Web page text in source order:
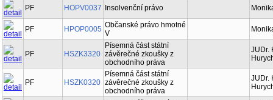
PF HOPV0037 Insolvenční právo
PF HPOP0005 Občanské právo hmotné
V
PF HSZK3320
Písemná část státní
závěrečné zkoušky z
obchodního práva
JUDr.
PF HSZK0320
Písemná část státní
závěrečné zkoušky z
obchodního práva
JUDr.